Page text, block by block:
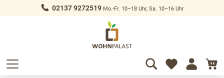
springen 02137 9272519Mo.-Fr. 10–18 Uhr, Sa. 10–16 Uhr